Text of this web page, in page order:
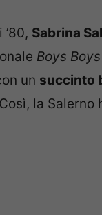
Sabrina
Boys
un succinto
la Salerno